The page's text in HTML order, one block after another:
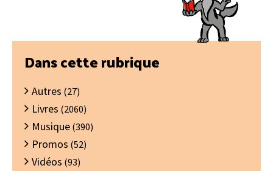
Barre
latérale
principale
Dans cette rubrique
Autres (27)
Livres (2060)
Musique (390)
Promos (52)
Vidéos (93)